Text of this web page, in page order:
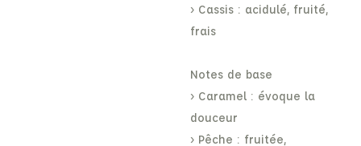
› Cassis : acidulé, fruité,
frais
Notes de base
› Caramel : évoque la
douceur
› Pêche : fruitée,